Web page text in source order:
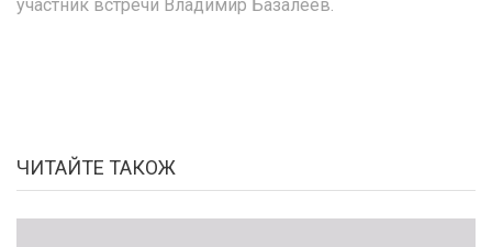
участник встречи Владимир Базалеев.
ЧИТАЙТЕ ТАКОЖ